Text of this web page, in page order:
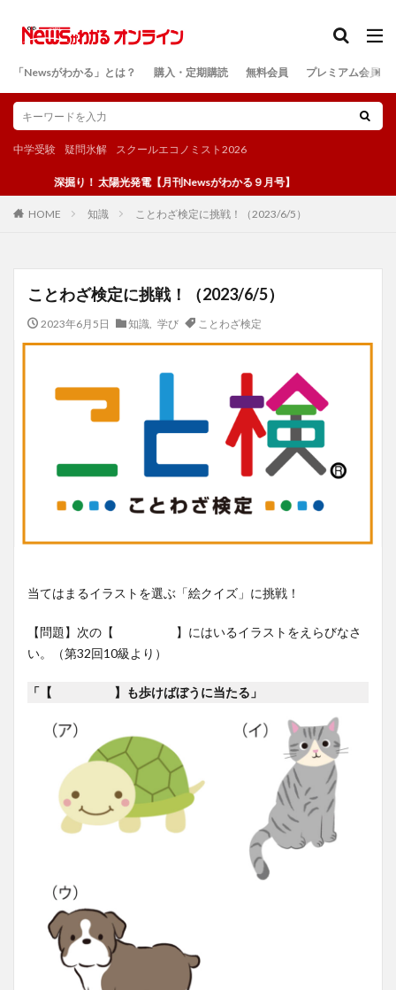
「Newsがわかる」とは？ 購入・定期購読 無料会員 プレミアム会員
中学受験 疑問氷解 スクールエコノミスト2026
深掘り！ 太陽光発電【月刊Newsがわかる９月号】
HOME 知識 ことわざ検定に挑戦！（2023/6/5）
ことわざ検定に挑戦！（2023/6/5）
2023年6月5日 知識 学び ことわざ検定
当てはまるイラストを選ぶ「絵クイズ」に挑戦！
【問題】次の【 】にはいるイラストをえらびなさ
い。（第32回10級より）
「【 】も歩けばぼうに当たる」
検索